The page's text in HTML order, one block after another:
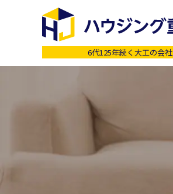
6代125年続く大工の会社